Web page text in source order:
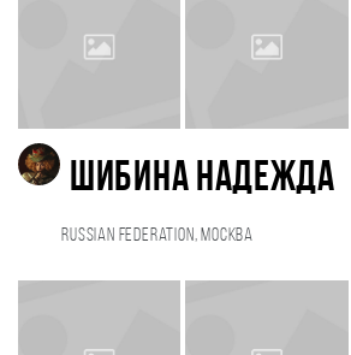
Шибина Надежда
Russian Federation, Москва